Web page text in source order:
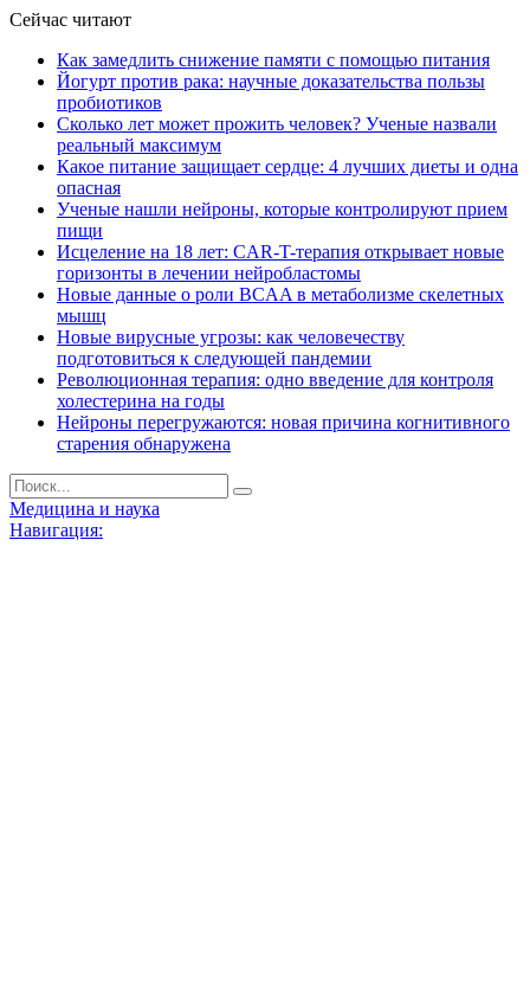
Сейчас читают
Как замедлить снижение памяти с помощью питания
Йогурт против рака: научные доказательства пользы
пробиотиков
Сколько лет может прожить человек? Ученые назвали
реальный максимум
Какое питание защищает сердце: 4 лучших диеты и одна
опасная
Ученые нашли нейроны, которые контролируют прием
пищи
Исцеление на 18 лет: CAR-T-терапия открывает новые
горизонты в лечении нейробластомы
Новые данные о роли BCAA в метаболизме скелетных
мышц
Новые вирусные угрозы: как человечеству
подготовиться к следующей пандемии
Революционная терапия: одно введение для контроля
холестерина на годы
Нейроны перегружаются: новая причина когнитивного
старения обнаружена
Медицина и наука
Навигация: